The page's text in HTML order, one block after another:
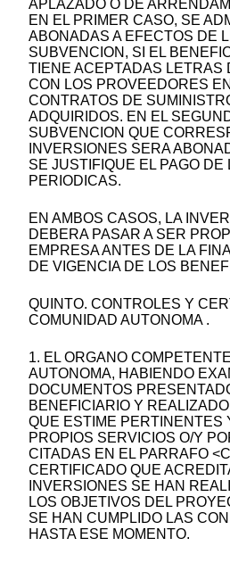
APLAZADO O DE
EN EL PRIMER CASO, SE
ABONADAS A EFECTOS DE
SUBVENCION, SI EL
TIENE ACEPTADAS LETRAS
CON LOS PROVEEDORES
CONTRATOS DE
ADQUIRIDOS. EN EL
SUBVENCION QUE
INVERSIONES SERA
SE JUSTIFIQUE EL PAGO DE
PERIODICAS.
EN AMBOS CASOS, LA
DEBERA PASAR A SER
EMPRESA ANTES DE LA
DE VIGENCIA DE LOS
QUINTO. CONTROLES Y
COMUNIDAD AUTONOMA .
1. EL ORGANO
AUTONOMA, HABIENDO
DOCUMENTOS
BENEFICIARIO Y
QUE ESTIME PERTINENTES
PROPIOS SERVICIOS O/Y
CITADAS EN EL PARRAFO
CERTIFICADO QUE
INVERSIONES SE HAN
LOS OBJETIVOS DEL
SE HAN CUMPLIDO LAS
HASTA ESE MOMENTO.